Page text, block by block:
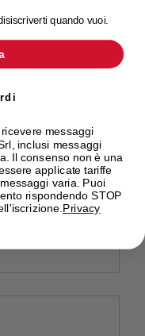
quando vuoi.
messaggi
inclusi messaggi
Il consenso non è una
applicate tariffe
varia. Puoi
rispondendo STOP
Privacy